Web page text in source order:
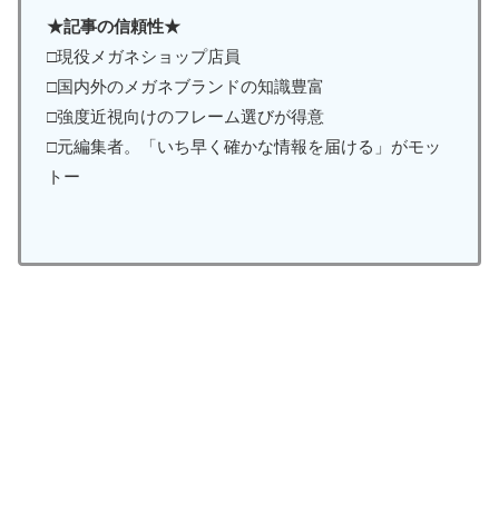
★記事の信頼性★
□現役メガネショップ店員
□国内外のメガネブランドの知識豊富
□強度近視向けのフレーム選びが得意
□元編集者。「いち早く確かな情報を届ける」がモッ
トー